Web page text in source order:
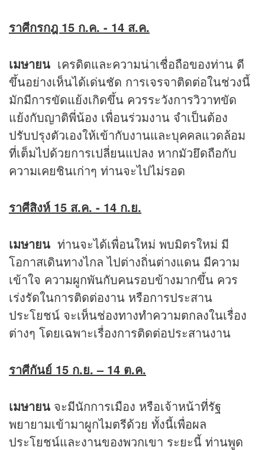
ราศีกรกฎ 15 ก.ค. - 14 ส.ค.
เมษายน เครดิตและความน่าเชื่อถือของท่าน ดี
ขึ้นอย่างเห็นได้เด่นชัด การเจรจาติดต่อในช่วงนี้
มักมีการขัดแย้งเกิดขึ้น ควรระวังการวิวาทขัด
แย้งกับญาติพี่น้อง เพื่อนร่วมงาน จำเป็นต้อง
ปรับปรุงตัวเองให้เข้ากับงานและบุคคลแวดล้อม
ที่เต็มไปด้วยการเปลี่ยนแปลง หากมัวยึดถือกับ
ความเคยชินเก่าๆ ท่านจะไปไม่รอด
ราศีสิงห์ 15 ส.ค. - 14 ก.ย.
เมษายน ท่านจะได้เพื่อนใหม่ พบมิตรใหม่ มี
โอกาสเดินทางไกล ไปต่างถิ่นต่างแดน มีความ
เข้าใจ ความผูกพันกับคนรอบข้างมากขึ้น ควร
เร่งรัดในการติดต่องาน หรือการประสาน
ประโยชน์ จะเห็นช่องทางทำความตกลงในเรื่อง
ต่างๆ โดยเฉพาะเรื่องการติดต่อประสานงาน
ราศีกันย์ 15 ก.ย. – 14 ต.ค.
เมษายน จะมีนักการเมือง หรือเจ้าหน้าที่รัฐ
พยายามเข้ามาผูกไมตรีด้วย ทั้งนี้เพื่อผล
ประโยชน์และงานของพวกเขา ระยะนี้ ท่านพูด